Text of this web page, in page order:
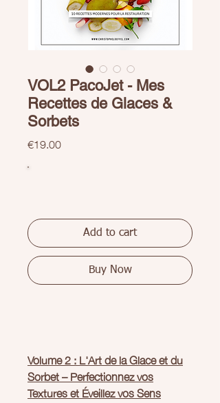
VOL2 PacoJet - Mes
Recettes de Glaces &
Sorbets
€19.00Price
Add to cart
Buy Now
Volume 2 : L'Art de la Glace et du
Sorbet – Perfectionnez vos
Textures et Éveillez vos Sens